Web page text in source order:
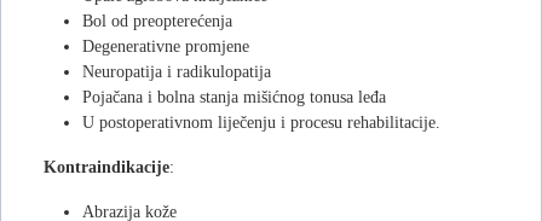
Bol od preopterećenja
Degenerativne promjene
Neuropatija i radikulopatija
Pojačana i bolna stanja mišićnog tonusa leđa
U postoperativnom liječenju i procesu rehabilitacije.
Kontraindikacije:
Abrazija kože